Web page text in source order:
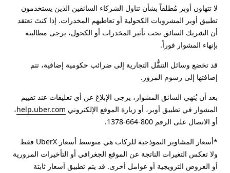
لا تتهاون أوبر مُطلقاً بشأن تناول الشركاء السائقين الذين يستخدمون
تطبيق أوبر المشروبات الكحولية أو تعاطيهم المخدرات. إذا كنتَ تعتقد
أن الشريك السائق تحت تأثير المخدرات أو الكحول، يرجى مطالبته
بإنهاء المشوار فوراً.
قد تخضع وسائل التنقُّل التجارية إلى ضرائب حكومية إضافية، تتم
إضافتها إلى رسوم المرور.
بعد أن يُنهي السائق المشوار، يرجى الإبلاغ عن أي تعليقات عند تقييم
المشوار في تطبيق أوبر، أو زيارة الموقع الإلكتروني help.uber.com،
أو الاتصال على الرقم 800-664-1378.
*أسعار المشاوير النموذجية للركاب هي متوسط أسعار UberX فقط
ولا تعكس التغيرات الناتجة عن الموقع الجغرافي أو التأخيرات المرورية
أو العروض الترويجية أو عوامل أخرى. قد يتم تطبيق أسعار ثابتة